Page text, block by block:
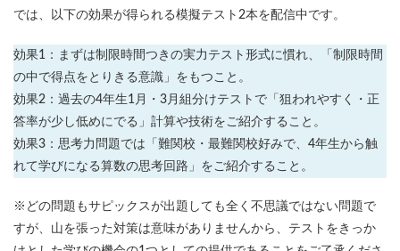
では、以下の効果が得られる模擬テスト2本を配信中です。
効果1：まずは制限時間つきの実力テスト形式に慣れ、「制限時間
の中で得点をとりきる意識」をもつこと。
効果2：過去の4年生1月・3月組分けテストで「狙われやすく・正
答率が少し低めにでる」計算や技術をご紹介すること。
効果3：思考力問題では「難関校・最難関校好みで、4年生から触
れて学びになる算数の思考回路」をご紹介すること。
※どの問題もサピックスが出題しても全く不思議ではない問題で
すが、山を張った対策は意味がありませんから、テストをきっか